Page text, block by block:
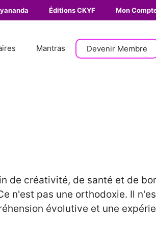
Éditions CKYF Mon
Mantras Devenir Membre
de créativité, de santé et de
n'est pas une orthodoxie. Il
évolutive et une